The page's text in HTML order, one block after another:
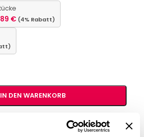
€ (4% Rabatt)
IN DEN WARENKORB
B2B-Angebot